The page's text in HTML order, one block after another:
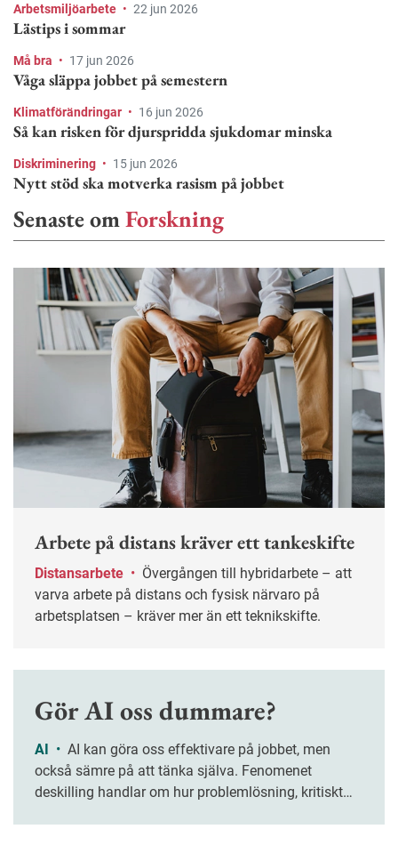
Arbetsmiljöarbete • 22 jun 2026
Lästips i sommar
Må bra • 17 jun 2026
Våga släppa jobbet på semestern
Klimatförändringar • 16 jun 2026
Så kan risken för djurspridda sjukdomar minska
Diskriminering • 15 jun 2026
Nytt stöd ska motverka rasism på jobbet
Senaste omForskning
Arbete på distans kräver ett tankeskifte
Distansarbete •
varva arbete på distans och fysisk närvaro på
arbetsplatsen – kräver mer än ett teknikskifte.
Gör AI oss dummare?
AI •
också sämre på att tänka själva. Fenomenet
deskilling handlar om hur problemlösning, kritiskt